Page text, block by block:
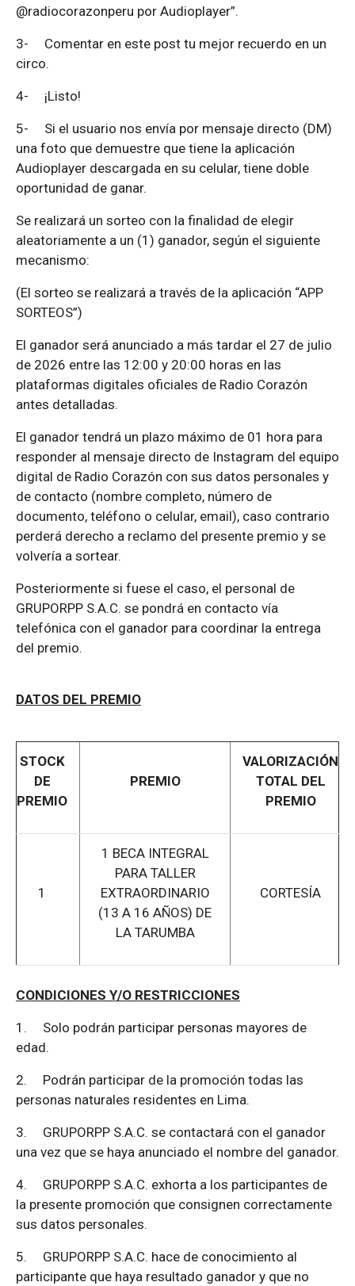
@radiocorazonperu por Audioplayer”.
3- Comentar en este post tu mejor recuerdo en un
circo.
4- ¡Listo!
5- Si el usuario nos envía por mensaje directo (DM)
una foto que demuestre que tiene la aplicación
Audioplayer descargada en su celular, tiene doble
oportunidad de ganar.
Se realizará un sorteo con la finalidad de elegir
aleatoriamente a un (1) ganador, según el siguiente
mecanismo:
(El sorteo se realizará a través de la aplicación “APP
SORTEOS”)
El ganador será anunciado a más tardar el 27 de julio
de 2026 entre las 12:00 y 20:00 horas en las
plataformas digitales oficiales de Radio Corazón
antes detalladas.
El ganador tendrá un plazo máximo de 01 hora para
responder al mensaje directo de Instagram del equipo
digital de Radio Corazón con sus datos personales y
de contacto (nombre completo, número de
documento, teléfono o celular, email), caso contrario
perderá derecho a reclamo del presente premio y se
volvería a sortear.
Posteriormente si fuese el caso, el personal de
GRUPORPP S.A.C. se pondrá en contacto vía
telefónica con el ganador para coordinar la entrega
del premio.
DATOS DEL PREMIO
STOCK
DE
PREMIO
PREMIO
VALORIZACIÓN
TOTAL DEL
PREMIO
1
1 BECA INTEGRAL
PARA TALLER
EXTRAORDINARIO
(13 A 16 AÑOS) DE
LA TARUMBA
CORTESÍA
CONDICIONES Y/O RESTRICCIONES
1. Solo podrán participar personas mayores de
edad.
2. Podrán participar de la promoción todas las
personas naturales residentes en Lima.
3. GRUPORPP S.A.C. se contactará con el ganador
una vez que se haya anunciado el nombre del ganador.
4. GRUPORPP S.A.C. exhorta a los participantes de
la presente promoción que consignen correctamente
sus datos personales.
5. GRUPORPP S.A.C. hace de conocimiento al
participante que haya resultado ganador y que no